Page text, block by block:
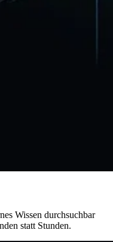
Wissen durchsuchbar
statt Stunden.